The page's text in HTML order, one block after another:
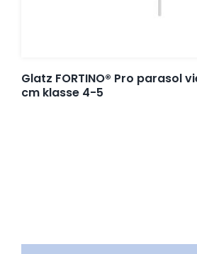
Glatz FORTINO® Pro parasol
cm klasse 4-5